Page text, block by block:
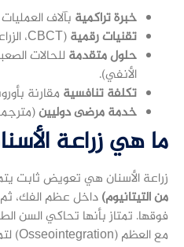
خبرة تراكمية بآلاف
تقنيات رقمية(CBCT، الزراعة الموجّهة، CAD/CAM).
حلول متقدمة للحالات
الأنفي).
تكلفة تنافسيةمقارنة
خدمة مرضى دوليين
ما هي زراعة
زراعة الأسنان هي تعويض ثابت
من التيتانيوم)داخل عظم الفك،
فوقها. تمتاز بأنها تحاكي السن
مع العظم (Osseointegration) لتمنح ثباتًا طويل الأمد.